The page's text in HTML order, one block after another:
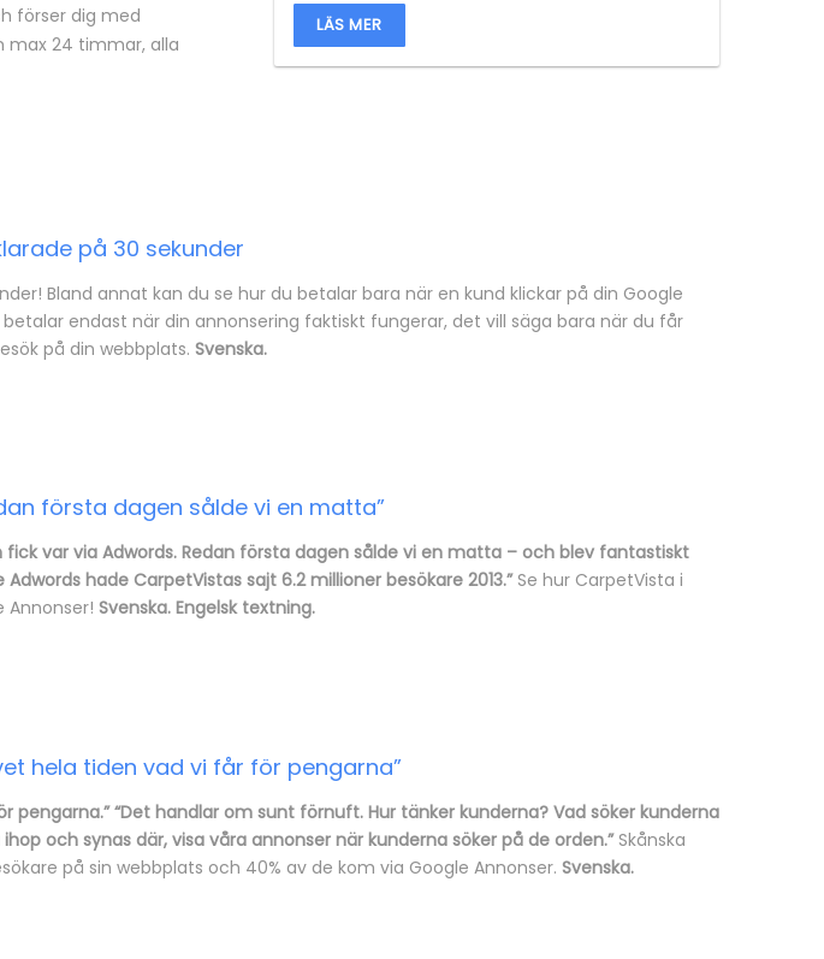
förser dig med
max 24 timmar, alla
LÄS MER
på 30 sekunder
Bland annat kan du se hur du betalar bara när en kund klickar på din Google
endast när din annonsering faktiskt fungerar, det vill säga bara när du får
på din webbplats. Svenska.
första dagen sålde vi en matta”
fick var via Adwords. Redan första dagen sålde vi en matta – och blev fantastiskt
hade CarpetVistas sajt 6.2 millioner besökare 2013.”Se hur CarpetVista i
Annonser! Svenska. Engelsk textning.
hela tiden vad vi får för pengarna”
pengarna.” “Det handlar om sunt förnuft. Hur tänker kunderna? Vad söker kunderna
och synas där, visa våra annonser när kunderna söker på de orden.” Skånska
på sin webbplats och 40% av de kom via Google Annonser. Svenska.